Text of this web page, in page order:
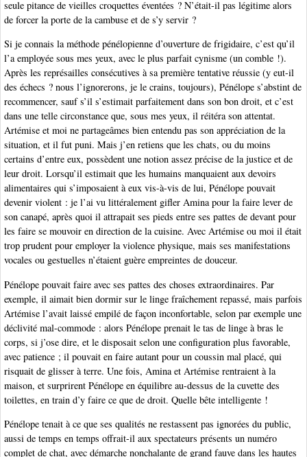
seule pitance de vieilles croquettes éventées ? N’était-il pas légitime alors
de forcer la porte de la cambuse et de s’y servir ?
Si je connais la méthode pénélopienne d’ouverture de frigidaire, c’est qu’il
l’a employée sous mes yeux, avec le plus parfait cynisme (un comble !).
Après les représailles consécutives à sa première tentative réussie (y eut-il
des échecs ? nous l’ignorerons, je le crains, toujours), Pénélope s’abstint de
recommencer, sauf s’il s’estimait parfaitement dans son bon droit, et c’est
dans une telle circonstance que, sous mes yeux, il réitéra son attentat.
Artémise et moi ne partageâmes bien entendu pas son appréciation de la
situation, et il fut puni. Mais j’en retiens que les chats, ou du moins
certains d’entre eux, possèdent une notion assez précise de la justice et de
leur droit. Lorsqu’il estimait que les humains manquaient aux devoirs
alimentaires qui s’imposaient à eux vis-à-vis de lui, Pénélope pouvait
devenir violent : je l’ai vu littéralement gifler Amina pour la faire lever de
son canapé, après quoi il attrapait ses pieds entre ses pattes de devant pour
les faire se mouvoir en direction de la cuisine. Avec Artémise ou moi il était
trop prudent pour employer la violence physique, mais ses manifestations
vocales ou gestuelles n’étaient guère empreintes de douceur.
Pénélope pouvait faire avec ses pattes des choses extraordinaires. Par
exemple, il aimait bien dormir sur le linge fraîchement repassé, mais parfois
Artémise l’avait laissé empilé de façon inconfortable, selon par exemple une
déclivité mal-commode : alors Pénélope prenait le tas de linge à bras le
corps, si j’ose dire, et le disposait selon une configuration plus favorable,
avec patience ; il pouvait en faire autant pour un coussin mal placé, qui
risquait de glisser à terre. Une fois, Amina et Artémise rentraient à la
maison, et surprirent Pénélope en équilibre au-dessus de la cuvette des
toilettes, en train d’y faire ce que de droit. Quelle bête intelligente !
Pénélope tenait à ce que ses qualités ne restassent pas ignorées du public,
aussi de temps en temps offrait-il aux spectateurs présents un numéro
complet de chat, avec démarche nonchalante de grand fauve dans les hautes